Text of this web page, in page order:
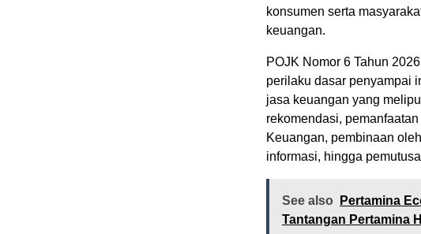
konsumen serta
keuangan.
POJK Nomor 6 Tahun
perilaku dasar penyampai
jasa keuangan yang
rekomendasi,
Keuangan, pembinaan
informasi, hingga
See also
Pertamina
Tantangan Pertamina